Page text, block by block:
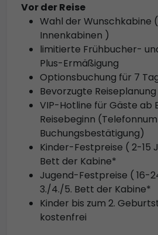
Vor der Reise
Wahl der Wunschkabine
Innenkabinen )
limitierte Frühbucher-
Plus-Ermäßigung
Optionsbuchung für 7
Bevorzugte
VIP-Hotline für Gäste ab
Reisebeginn
Buchungsbestätigung)
Kinder-Festpreise ( 2-15
Bett der Kabine*
Jugend-Festpreise ( 16-
3./4./5. Bett der Kabine*
Kinder bis zum 2.
kostenfrei